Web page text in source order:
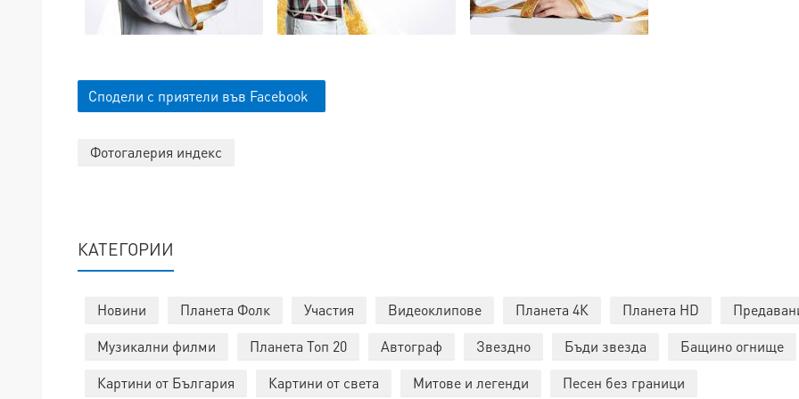
Сподели с приятели във Facebook
Фотогалерия индекс
КАТЕГОРИИ
Новини Планета Фолк Участия Видеоклипове Планета 4К Планета HD
Музикални филми
Планета Топ 20 Автограф Звездно Бъди звезда
Бащино огнище
Картини от България
Картини от света Митове и легенди Песен без граници